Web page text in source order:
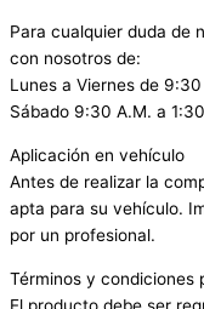
Para cualquier duda de
con nosotros de:
Lunes a Viernes de
Sábado 9:30 A.M. a
Aplicación en vehículo
Antes de realizar la
apta para su vehículo.
por un profesional.
Términos y condiciones
El producto debe ser